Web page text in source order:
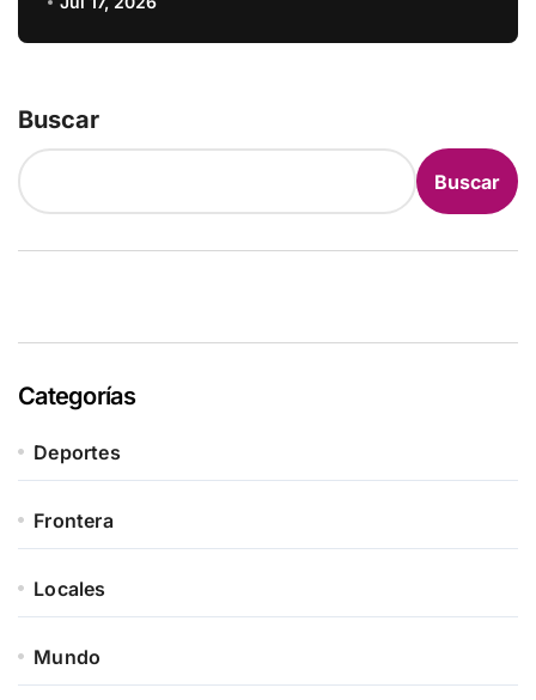
Angelito 2
Buscar
Buscar
Categorías
Deportes
Frontera
Locales
Mundo